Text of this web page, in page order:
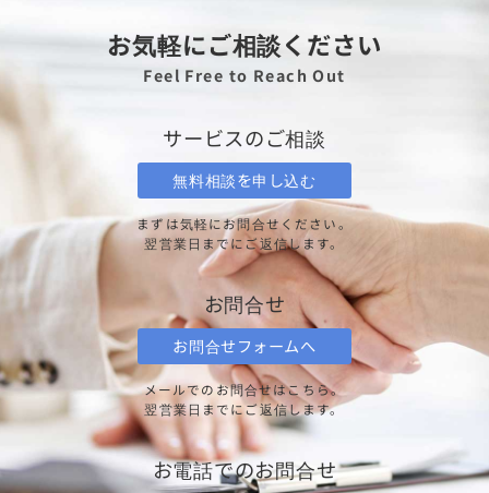
お気軽にご相談ください
Feel Free to Reach Out
サービスのご相談
無料相談を申し込む
まずは気軽にお問合せください。
翌営業日までにご返信します。
お問合せ
お問合せフォームへ
メールでのお問合せはこちら。
翌営業日までにご返信します。
お電話でのお問合せ